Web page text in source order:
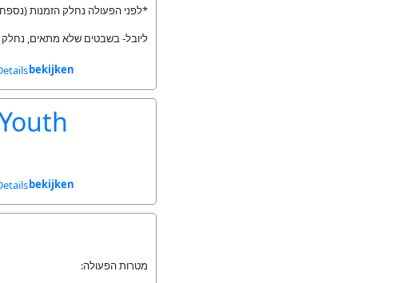
*לפני הפעולה נחלק הזמנות (נספח 1) – "בחן את עצמך".
ליובל- בשבטים שלא מתאים,
bekijken
bekijken
מטרות הפעולה: